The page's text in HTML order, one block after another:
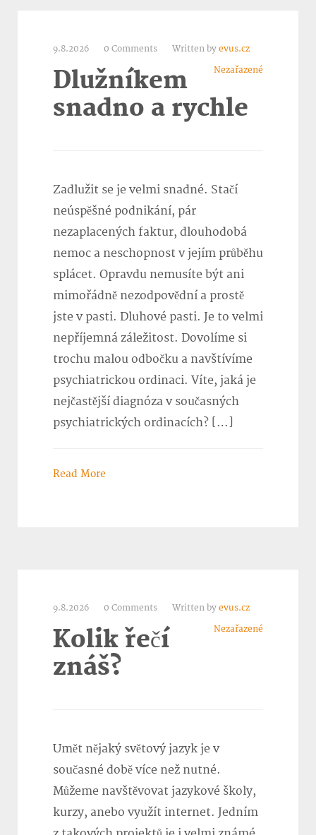
9.8.2026 0 Comments Written by evus.cz
Nezařazené
Dlužníkem
snadno a rychle
Zadlužit se je velmi snadné. Stačí
neúspěšné podnikání, pár
nezaplacených faktur, dlouhodobá
nemoc a neschopnost v jejím průběhu
splácet. Opravdu nemusíte být ani
mimořádně nezodpovědní a prostě
jste v pasti. Dluhové pasti. Je to velmi
nepříjemná záležitost. Dovolíme si
trochu malou odbočku a navštívíme
psychiatrickou ordinaci. Víte, jaká je
nejčastější diagnóza v současných
psychiatrických ordinacích? […]
Read More
9.8.2026 0 Comments Written by evus.cz
Nezařazené
Kolik řečí
znáš?
Umět nějaký světový jazyk je v
současné době více než nutné.
Můžeme navštěvovat jazykové školy,
kurzy, anebo využít internet. Jedním